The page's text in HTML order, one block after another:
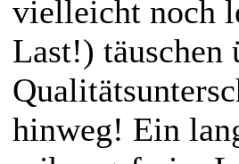
vielleicht noch
Last!) täuschen
hinweg! Ein